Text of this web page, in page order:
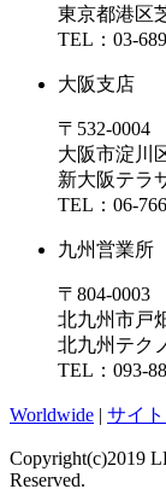
東京都港区
TEL：03-
大阪支店
〒532-0004
大阪市淀川
新大阪テラ
TEL：06-
九州営業所
〒804-0003
北九州市戸
北九州テク
TEL：093-
Worldwide | サイ
Copyright(c)2019
Reserved.